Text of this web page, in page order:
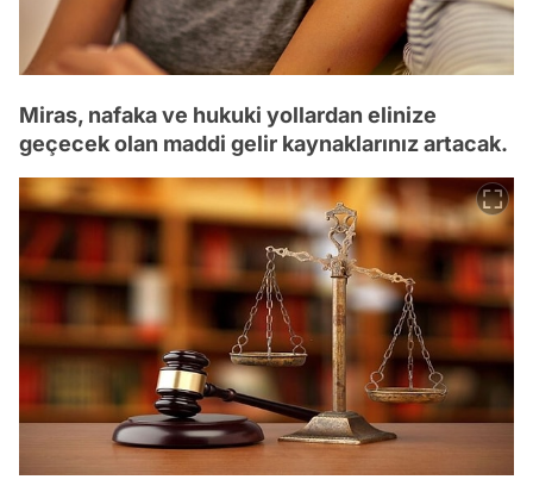
Miras, nafaka ve hukuki yollardan elinize
geçecek olan maddi gelir kaynaklarınız artacak.